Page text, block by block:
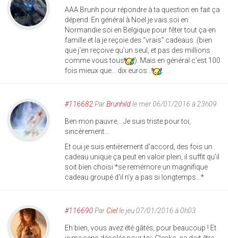
AAA Brunh pour répondre à ta question en fait ça
dépend. En général à Noël je vais soi en
Normandie soi en Belgique pour fêter tout ça en
famille et la je reçoie des "vrais" cadeaus. (bien
que j'en reçoive qu'un seul, et pas des millions
comme vous tous
). Mais en général c'est 100
fois mieux que... dix euros...
.
#116682 ParBrunhildle mer 06/01/2016 à 23h09
Ben mon pauvre... Je suis triste pour toi,
sincèrement...
Et oui je suis entièrement d'accord, des fois un
cadeau unique ça peut en valoir plein, il suffit qu'il
soit bien choisi *se remémore un magnifique
cadeau groupé d'il n'y a pas si longtemps...*
#116690 Par Cielle jeu 07/01/2016 à 0h03
Eh bien, vous avez été gâtés, pour beaucoup ! Et